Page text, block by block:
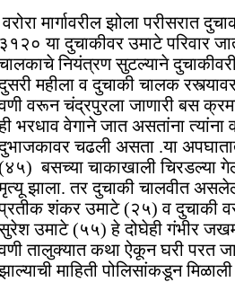
मार्गावरील झोला परीसरात
या दुचाकीवर उमाटे परिवार
नियंत्रण सुटल्याने
महीला व दुचाकी चालक
वरून चंद्रपुरला जाणारी बस
भरधाव वेगाने जात असतांना त्यांना
चढली असता .या
बसच्या चाकाखाली चिरडल्या
झाला. तर दुचाकी चालवीत
शंकर उमाटे (२५) व दुचाकी
उमाटे (५५) हे दोघेही गंभीर
तालुक्यात कथा ऐकून घरी परत
माहिती पोलिसांकडून